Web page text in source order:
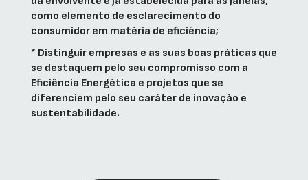
como elemento de esclarecimento do
consumidor em matéria de eficiência;
* Distinguir empresas e as suas boas práticas que
se destaquem pelo seu compromisso com a
Eficiência Energética e projetos que se
diferenciem pelo seu caráter de inovação e
sustentabilidade.